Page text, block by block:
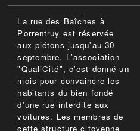
La rue des Baîches à
Porrentruy est réservée
aux piétons jusqu'au 30
septembre. L'association
"QualiCité", c'est donné un
mois pour convaincre les
habitants du bien fondé
d'une rue interdite aux
voitures. Les membres de
cette structure citoyenne